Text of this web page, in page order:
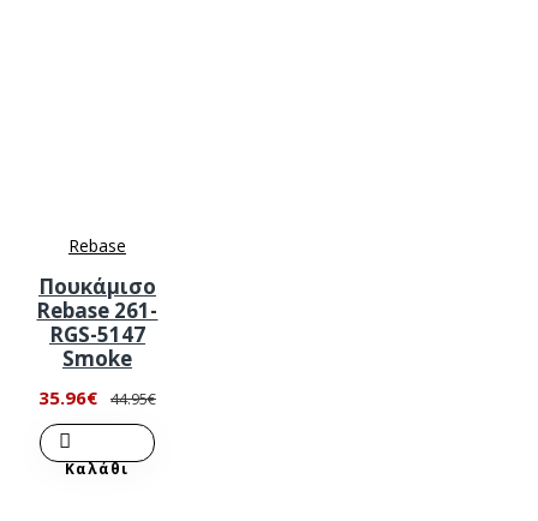
Rebase
Πουκάμισο
Rebase 261-
RGS-5147
Smoke
35.96€ 44.95€
Καλάθι